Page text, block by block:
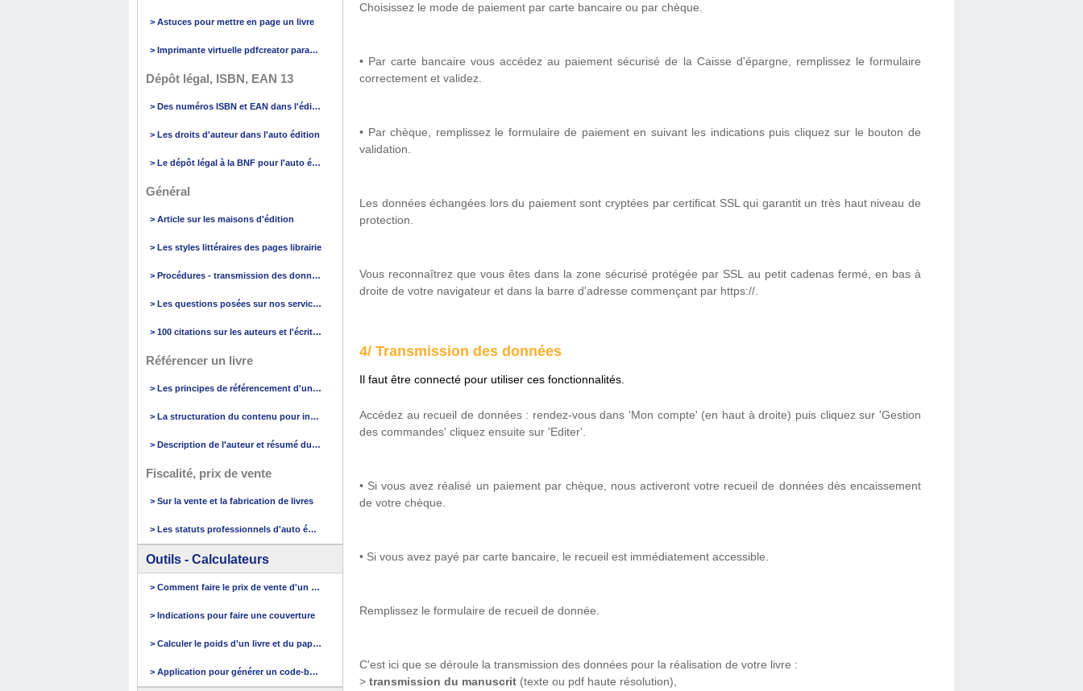
> Astuces pour mettre en page un livre
> Imprimante virtuelle pdfcreator paramétrage
Dépôt légal, ISBN, EAN 13
> Des numéros ISBN et EAN dans l'édition
> Les droits d'auteur dans l'auto édition
> Le dépôt légal à la BNF pour l'auto édition
Général
> Article sur les maisons d'édition
> Les styles littéraires des pages librairie
> Procédures - transmission des données
> Les questions posées sur nos services
> 100 citations sur les auteurs et l'écriture
Référencer un livre
> Les principes de référencement d'un livre
> La structuration du contenu pour internet
> Description de l'auteur et résumé du livre
Fiscalité, prix de vente
> Sur la vente et la fabrication de livres
> Les statuts professionnels d'auto édition
Outils - Calculateurs
> Comment faire le prix de vente d'un livre
> Indications pour faire une couverture
> Calculer le poids d'un livre et du papier
> Application pour générer un code-barres
Choisissez le mode de paiement par carte bancaire ou par chèque.
• Par carte bancaire vous accédez au paiement sécurisé de la Caisse d'épargne, remplissez le formulaire
correctement et validez.
• Par chèque, remplissez le formulaire de paiement en suivant les indications puis cliquez sur le bouton de
validation.
Les données échangées lors du paiement sont cryptées par certificat SSL qui garantit un très haut niveau de
protection.
Vous reconnaîtrez que vous êtes dans la zone sécurisé protégée par SSL au petit cadenas fermé, en bas à
droite de votre navigateur et dans la barre d'adresse commençant par https://.
4/ Transmission des données
Il faut être connecté pour utiliser ces fonctionnalités.
Accédez au recueil de données : rendez-vous dans 'Mon compte' (en haut à droite) puis cliquez sur 'Gestion
des commandes' cliquez ensuite sur 'Editer'.
• Si vous avez réalisé un paiement par chèque, nous activeront votre recueil de données dès encaissement
de votre chèque.
• Si vous avez payé par carte bancaire, le recueil est immédiatement accessible.
Remplissez le formulaire de recueil de donnée.
C'est ici que se déroule la transmission des données pour la réalisation de votre livre :
> transmission du manuscrit (texte ou pdf haute résolution),